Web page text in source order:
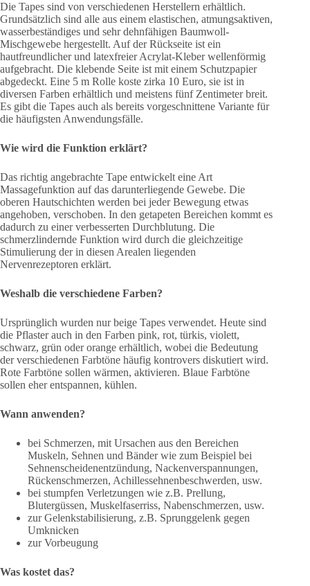
Die Tapes sind von verschiedenen Herstellern erhältlich.
Grundsätzlich sind alle aus einem elastischen, atmungsaktiven,
wasserbeständiges und sehr dehnfähigen Baumwoll-
Mischgewebe hergestellt. Auf der Rückseite ist ein
hautfreundlicher und latexfreier Acrylat-Kleber wellenförmig
aufgebracht. Die klebende Seite ist mit einem Schutzpapier
abgedeckt. Eine 5 m Rolle koste zirka 10 Euro, sie ist in
diversen Farben erhältlich und meistens fünf Zentimeter breit.
Es gibt die Tapes auch als bereits vorgeschnittene Variante für
die häufigsten Anwendungsfälle.
Wie wird die Funktion erklärt?
Das richtig angebrachte Tape entwickelt eine Art
Massagefunktion auf das darunterliegende Gewebe. Die
oberen Hautschichten werden bei jeder Bewegung etwas
angehoben, verschoben. In den getapeten Bereichen kommt es
dadurch zu einer verbesserten Durchblutung. Die
schmerzlindernde Funktion wird durch die gleichzeitige
Stimulierung der in diesen Arealen liegenden
Nervenrezeptoren erklärt.
Weshalb die verschiedene Farben?
Ursprünglich wurden nur beige Tapes verwendet. Heute sind
die Pflaster auch in den Farben pink, rot, türkis, violett,
schwarz, grün oder orange erhältlich, wobei die Bedeutung
der verschiedenen Farbtöne häufig kontrovers diskutiert wird.
Rote Farbtöne sollen wärmen, aktivieren. Blaue Farbtöne
sollen eher entspannen, kühlen.
Wann anwenden?
bei Schmerzen, mit Ursachen aus den Bereichen
Muskeln, Sehnen und Bänder wie zum Beispiel bei
Sehnenscheidenentzündung, Nackenverspannungen,
Rückenschmerzen, Achillessehnenbeschwerden, usw.
bei stumpfen Verletzungen wie z.B. Prellung,
Blutergüssen, Muskelfaserriss, Nabenschmerzen, usw.
zur Gelenkstabilisierung, z.B. Sprunggelenk gegen
Umknicken
zur Vorbeugung
Was kostet das?